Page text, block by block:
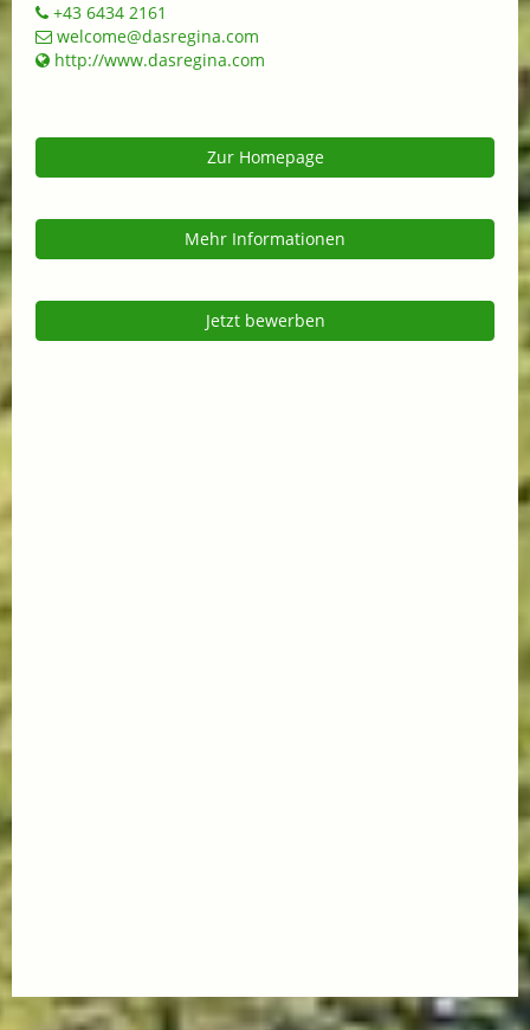
+43 6434 2161
welcome@dasregina.com
http://www.dasregina.com
Zur Homepage
Mehr Informationen
Jetzt bewerben